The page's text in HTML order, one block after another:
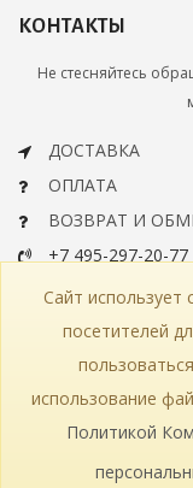
КОНТАКТЫ
Не стесняйтесь
ДОСТАВКА
ОПЛАТА
ВОЗВРАТ И
+7 495-297-20-77
СКАЧАТЬ
КАТАЛОГ
СТАТЬИ
© 2018—2026
Сайт использует
посетителей
использование
Политикой